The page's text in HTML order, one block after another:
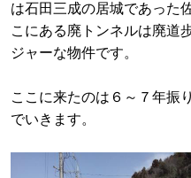
は石田三成の居城であった
こにある廃トンネルは廃道
ジャーな物件です。
ここに来たのは６～７年振
でいきます。